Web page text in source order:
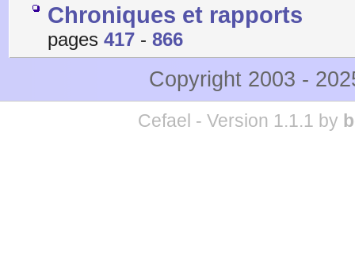
Chroniques et rapports
pages 417 - 866
Copyright 2003 -
Cefael - Version 1.1.1 by